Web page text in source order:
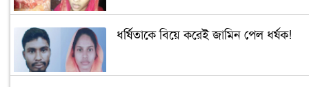
ধর্ষিতাকে বিয়ে করেই জামিন পেল ধর্ষক!